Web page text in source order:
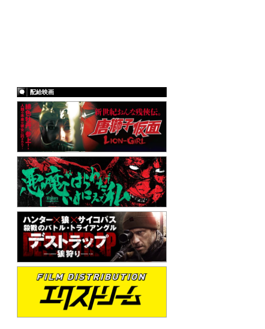
配給映画